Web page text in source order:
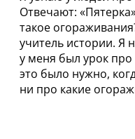
Отвечают:
такое
учитель истории. Я
у меня был урок
это было нужно,
ни про какие